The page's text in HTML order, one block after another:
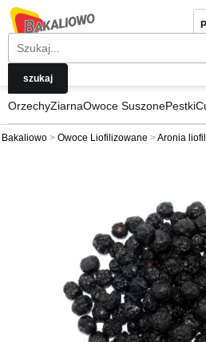
OrzechyZiarnaOwoce SuszonePestki
Bakaliowo Owoce Liofilizowane Aronia